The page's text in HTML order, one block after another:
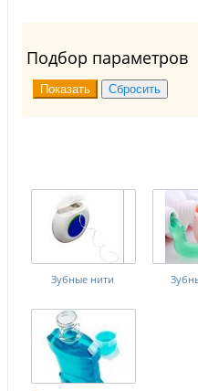
Подбор параметров
Зубные нити